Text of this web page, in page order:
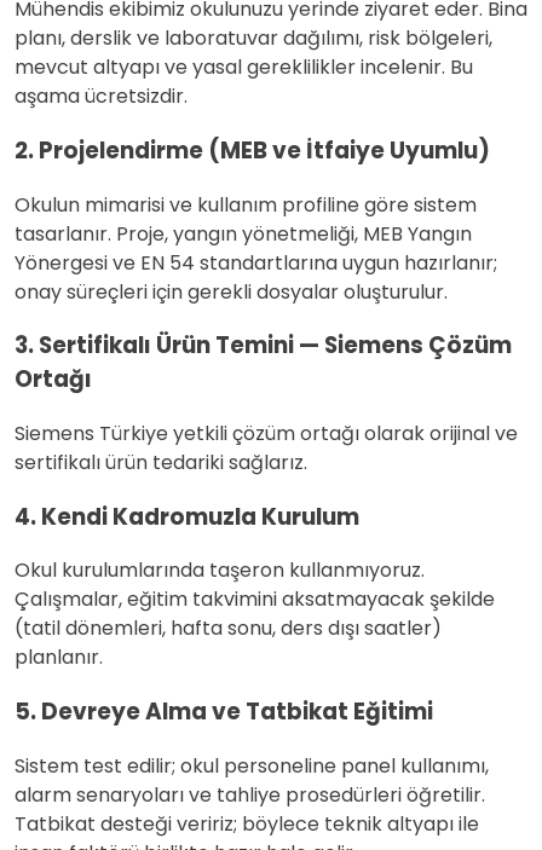
Mühendis ekibimiz okulunuzu yerinde ziyaret eder. Bina
planı, derslik ve laboratuvar dağılımı, risk bölgeleri,
mevcut altyapı ve yasal gereklilikler incelenir. Bu
aşama ücretsizdir.
2. Projelendirme (MEB ve İtfaiye Uyumlu)
Okulun mimarisi ve kullanım profiline göre sistem
tasarlanır. Proje, yangın yönetmeliği, MEB Yangın
Yönergesi ve EN 54 standartlarına uygun hazırlanır;
onay süreçleri için gerekli dosyalar oluşturulur.
3. Sertifikalı Ürün Temini — Siemens Çözüm
Ortağı
Siemens Türkiye yetkili çözüm ortağı olarak orijinal ve
sertifikalı ürün tedariki sağlarız.
4. Kendi Kadromuzla Kurulum
Okul kurulumlarında taşeron kullanmıyoruz.
Çalışmalar, eğitim takvimini aksatmayacak şekilde
(tatil dönemleri, hafta sonu, ders dışı saatler)
planlanır.
5. Devreye Alma ve Tatbikat Eğitimi
Sistem test edilir; okul personeline panel kullanımı,
alarm senaryoları ve tahliye prosedürleri öğretilir.
Tatbikat desteği veririz; böylece teknik altyapı ile